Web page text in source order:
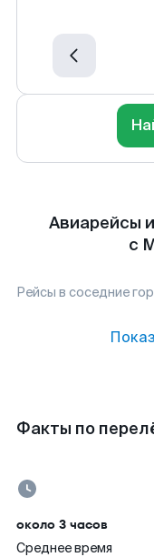
Авиарейсы
с
Рейсы в соседние
Факты по
около 3 часов
Среднее время